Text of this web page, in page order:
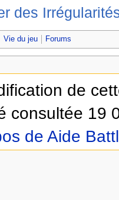
des
Vie du jeu Forums
de
consultée 19
de Aide